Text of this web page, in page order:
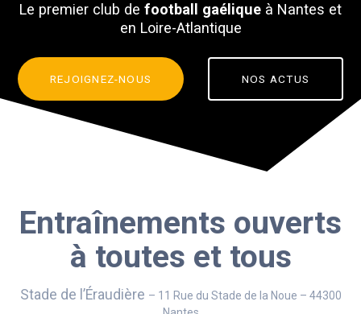
Le premier club de football gaélique à Nantes et
en Loire-Atlantique
REJOIGNEZ-NOUS NOS ACTUS
Entraînements ouverts
à toutes et tous
Stade de l’Éraudière – 11 Rue du Stade de la Noue – 44300